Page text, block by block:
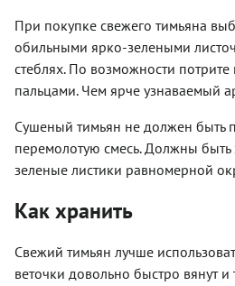
При покупке свежего тимьяна
обильными ярко-зелеными
стеблях. По возможности
пальцами. Чем ярче узнаваемый
Сушеный тимьян не должен быть
перемолотую смесь. Должны быть
зеленые листики равномерной
Как хранить
Свежий тимьян лучше
веточки довольно быстро вянут и